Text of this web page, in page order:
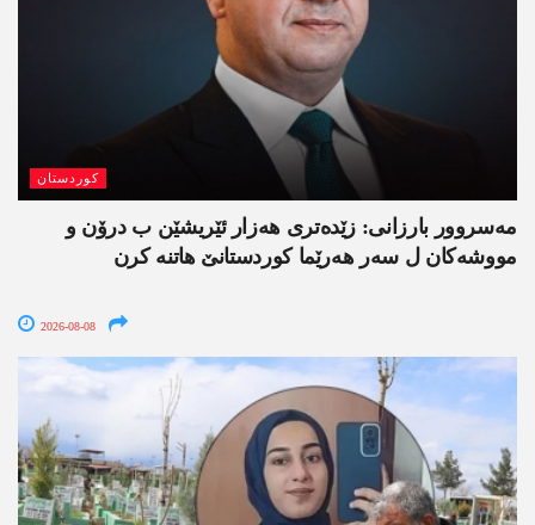
کوردستان
مەسروور بارزانی: زێدەتری ھەزار ئێریشێن ب درۆن و
مووشەکان ل سەر ھەرێما کوردستانێ ھاتنە کرن
2026-08-08